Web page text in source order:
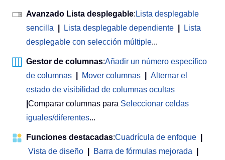
Avanzado Lista desplegable: Lista desplegable
sencilla
Lista desplegable dependiente
Lista
desplegable con selección múltiple...
Gestor de columnas:Añadir un número específico
de columnas
Mover columnas
Alternar el
estado de visibilidad de columnas ocultas
Comparar columnas para Seleccionar celdas
iguales/diferentes...
Funciones destacadas:Cuadrícula de enfoque
Vista de diseño
Barra de fórmulas mejorada